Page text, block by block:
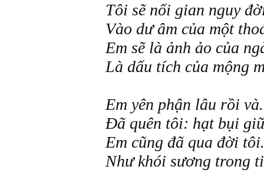
Tôi sẽ nối gian nguy
Vào dư âm của một
Em sẽ là ảnh ảo của
Là dấu tích của mộng
Em yên phận lâu rồi
Đã quên tôi: hạt bụi
Em cũng đã qua đời
Như khói sương trong